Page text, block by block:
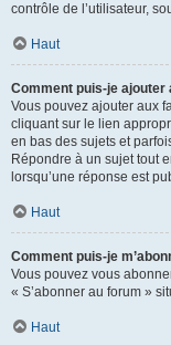
contrôle de l’utilisateur,
Haut
Comment puis-je ajouter
Vous pouvez ajouter aux
cliquant sur le lien
en bas des sujets et
Répondre à un sujet tout
lorsqu’une réponse est
Haut
Comment puis-je
Vous pouvez vous
« S’abonner au forum »
Haut